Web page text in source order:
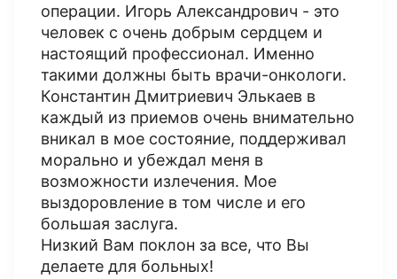
операции. Игорь Александрович - это
человек с очень добрым сердцем и
настоящий профессионал. Именно
такими должны быть врачи-онкологи.
Константин Дмитриевич Элькаев в
каждый из приемов очень внимательно
вникал в мое состояние, поддерживал
морально и убеждал меня в
возможности излечения. Мое
выздоровление в том числе и его
большая заслуга.
Низкий Вам поклон за все, что Вы
делаете для больных!